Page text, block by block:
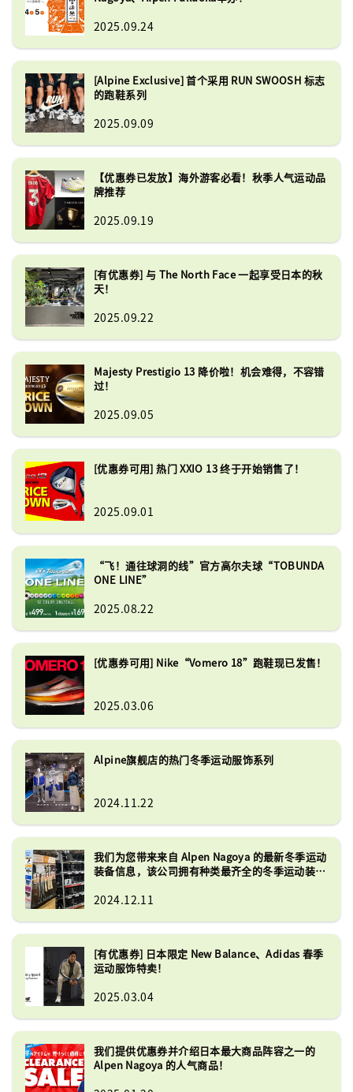
2025.09.24
[Alpine Exclusive] 首个采用 RUN SWOOSH 标志
的跑鞋系列
2025.09.09
【优惠券已发放】海外游客必看！秋季人气运动品
牌推荐
2025.09.19
[有优惠券] 与 The North Face 一起享受日本的秋
天！
2025.09.22
Majesty Prestigio 13 降价啦！机会难得，不容错
过！
2025.09.05
[优惠券可用] 热门 XXIO 13 终于开始销售了！
2025.09.01
“飞！通往球洞的线”官方高尔夫球“TOBUNDA
ONE LINE”
2025.08.22
[优惠券可用] Nike“Vomero 18”跑鞋现已发售！
2025.03.06
Alpine旗舰店的热门冬季运动服饰系列
2024.11.22
我们为您带来来自 Alpen Nagoya 的最新冬季运动
装备信息，该公司拥有种类最齐全的冬季运动装备
2024.12.11
[有优惠券] 日本限定 New Balance、Adidas 春季
运动服饰特卖！
2025.03.04
我们提供优惠券并介绍日本最大商品阵容之一的
Alpen Nagoya 的人气商品！